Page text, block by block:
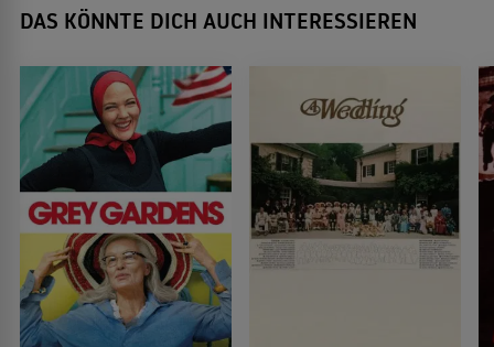
DAS KÖNNTE DICH AUCH INTERESSIEREN